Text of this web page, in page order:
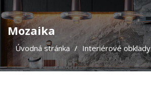
Mozaika
Úvodná stránka Interiérové obklady